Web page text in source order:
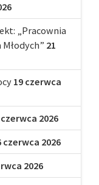
„Pracownia
21
19 czerwca
czerwca 2026
czerwca 2026
2026